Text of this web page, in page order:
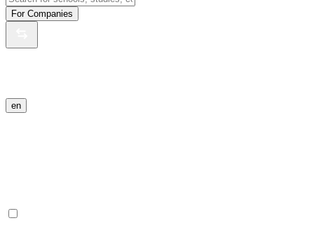
For Companies
en